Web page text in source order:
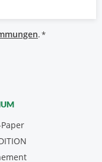
.*
Paper